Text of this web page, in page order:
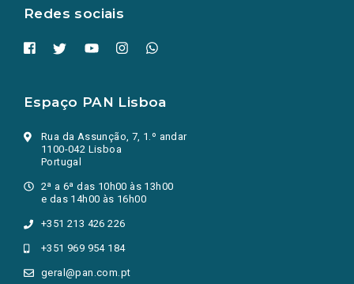
Redes sociais
Espaço PAN Lisboa
Rua da Assunção, 7, 1.º andar
1100-042 Lisboa
Portugal
2ª a 6ª das 10h00 às 13h00
e das 14h00 às 16h00
+351 213 426 226
+351 969 954 184
geral@pan.com.pt